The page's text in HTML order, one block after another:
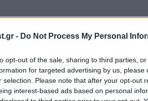
- Do Not Process My Personal
opt-out of the sale, sharing to third parties,
for targeted advertising by us,
selection. Please note that after your opt-out
interest-based ads based on personal